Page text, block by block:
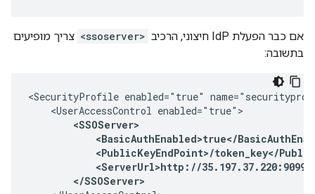
אם כבר הפעלת IdP חיצוני, הרכיב <ssoserver> צריך מופיעים
בתשובה:
<SecurityProfile enabled="true"
    <UserAccessControl enabled="true">
<SSOServer>
<BasicAuthEnabled>true</
<PublicKeyEndPoint>/token_key</
<ServerUrl>http://
        </SSOServer>